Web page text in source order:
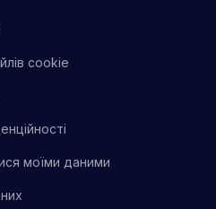
cookie
моїми даними